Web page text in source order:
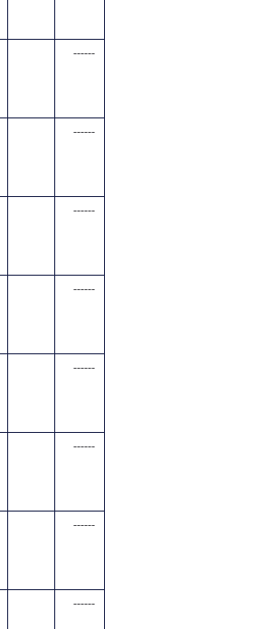
------
------
------
------
------
------
------
------